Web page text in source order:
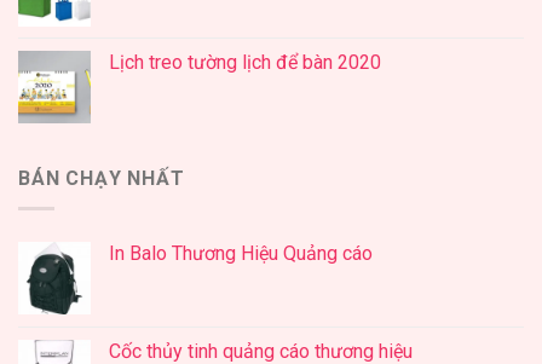
Lịch treo tường lịch để bàn 2020
BÁN CHẠY NHẤT
In Balo Thương Hiệu Quảng cáo
Cốc thủy tinh quảng cáo thương hiệu